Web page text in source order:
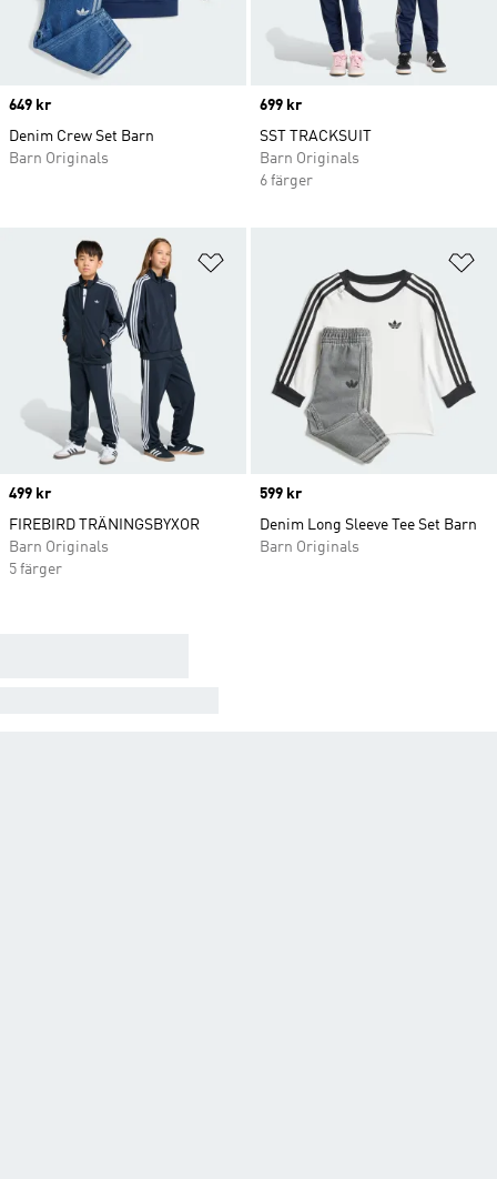
Price
649 kr
Denim Crew Set Barn
Barn Originals
Price
699 kr
SST TRACKSUIT
Barn Originals
6 färger
Price
499 kr
FIREBIRD TRÄNINGSBYXOR
Barn Originals
5 färger
Price
599 kr
Denim Long Sleeve Tee Set Barn
Barn Originals